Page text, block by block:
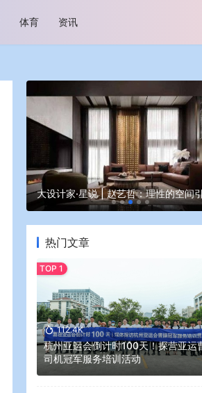
体育 资讯
大设计家·星说 | 赵艺哲：理性的空间
热门文章
112.4K
杭州亚运会倒计时100天！探营亚运
司机冠军服务培训活动